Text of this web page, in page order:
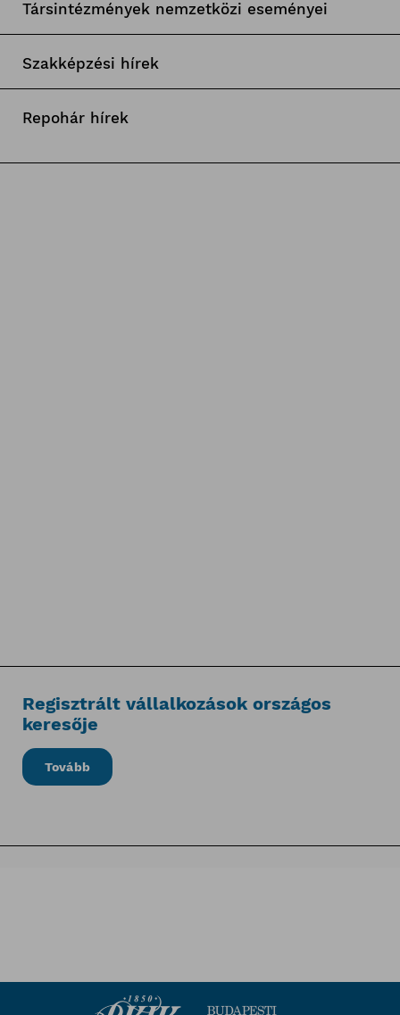
Társintézmények nemzetközi eseményei
Szakképzési hírek
Repohár hírek
Regisztrált vállalkozások országos
keresője
Tovább